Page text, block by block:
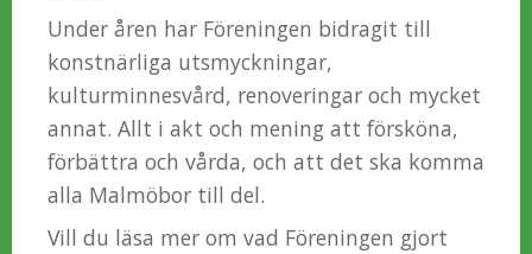
Under åren har Föreningen bidragit till
konstnärliga utsmyckningar,
kulturminnesvård, renoveringar och mycket
annat. Allt i akt och mening att försköna,
förbättra och vårda, och att det ska komma
alla Malmöbor till del.
Vill du läsa mer om vad Föreningen gjort